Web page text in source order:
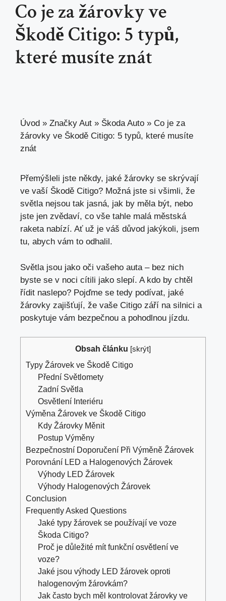
Co je za žárovky ve
Škodě Citigo: 5 typů,
které musíte znát
Úvod » Značky Aut » Škoda Auto » Co je za
žárovky ve Škodě Citigo: 5 typů, které musíte
znát
Přemýšleli jste někdy, jaké žárovky se skrývají
ve vaší Škodě Citigo? Možná jste si všimli, že
světla nejsou tak jasná, jak by měla být, nebo
jste jen zvědaví, co vše tahle malá městská
raketa nabízí. Ať už je váš důvod jakýkoli, jsem
tu, abych vám to odhalil.
Světla jsou jako oči vašeho auta – bez nich
byste se v noci cítili jako slepí. A kdo by chtěl
řídit naslepo? Pojďme se tedy podívat, jaké
žárovky zajišťují, že vaše Citigo září na silnici a
poskytuje vám bezpečnou a pohodlnou jízdu.
Obsah článku [skrýt]
Typy Žárovek ve Škodě Citigo
Přední Světlomety
Zadní Světla
Osvětlení Interiéru
Výměna Žárovek ve Škodě Citigo
Kdy Žárovky Měnit
Postup Výměny
Bezpečnostní Doporučení Při Výměně Žárovek
Porovnání LED a Halogenových Žárovek
Výhody LED Žárovek
Výhody Halogenových Žárovek
Conclusion
Frequently Asked Questions
Jaké typy žárovek se používají ve voze
Škoda Citigo?
Proč je důležité mít funkční osvětlení ve
voze?
Jaké jsou výhody LED žárovek oproti
halogenovým žárovkám?
Jak často bych měl kontrolovat žárovky ve